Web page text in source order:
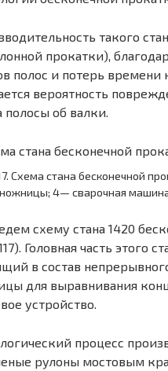
такого
прокатки),
полос и потерь времени
вероятность
полосы об валки.
Схема стана бесконечной
4— сварочная
схему стана 1420
Головная часть этого
в состав
для выравнивания
устройство.
процесс
рулоны мостовым